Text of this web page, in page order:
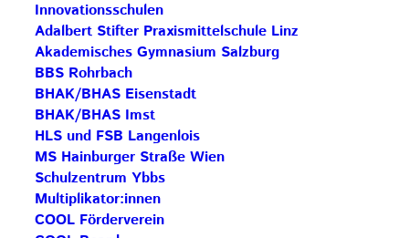
Innovationsschulen
Adalbert Stifter Praxismittelschule Linz
Akademisches Gymnasium Salzburg
BBS Rohrbach
BHAK/BHAS Eisenstadt
BHAK/BHAS Imst
HLS und FSB Langenlois
MS Hainburger Straße Wien
Schulzentrum Ybbs
Multiplikator:innen
COOL Förderverein
„COOL“ (cooperative open learning) ist ein
Lernkonzept, das den Unterricht einerseits durch
die Vielzahl diverser kreativer und offener
Unterrichtsmethoden bunter macht. Andererseits
lernen dadurch unsere Schüler:innen aber auch,
Verantwortung für ihr eigenes Lernen zu
übernehmen und das Lerntempo und die Auswahl
der Arbeitsmethoden selbst zu bestimmen.